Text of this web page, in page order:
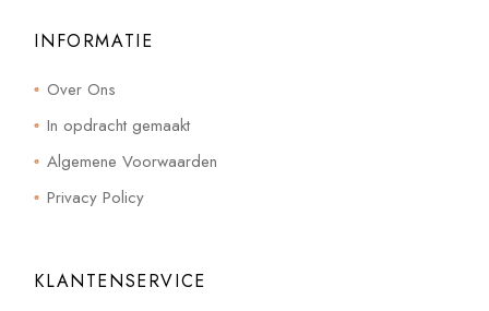
INFORMATIE
Over Ons
In opdracht gemaakt
Algemene Voorwaarden
Privacy Policy
KLANTENSERVICE